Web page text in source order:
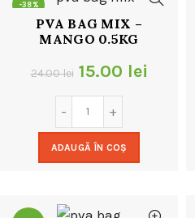
-38%
PVA BAG MIX –
MANGO 0.5KG
24.00lei Prețul
inițial
a
fost:
15.00 lei
ADAUGĂ ÎN COȘ